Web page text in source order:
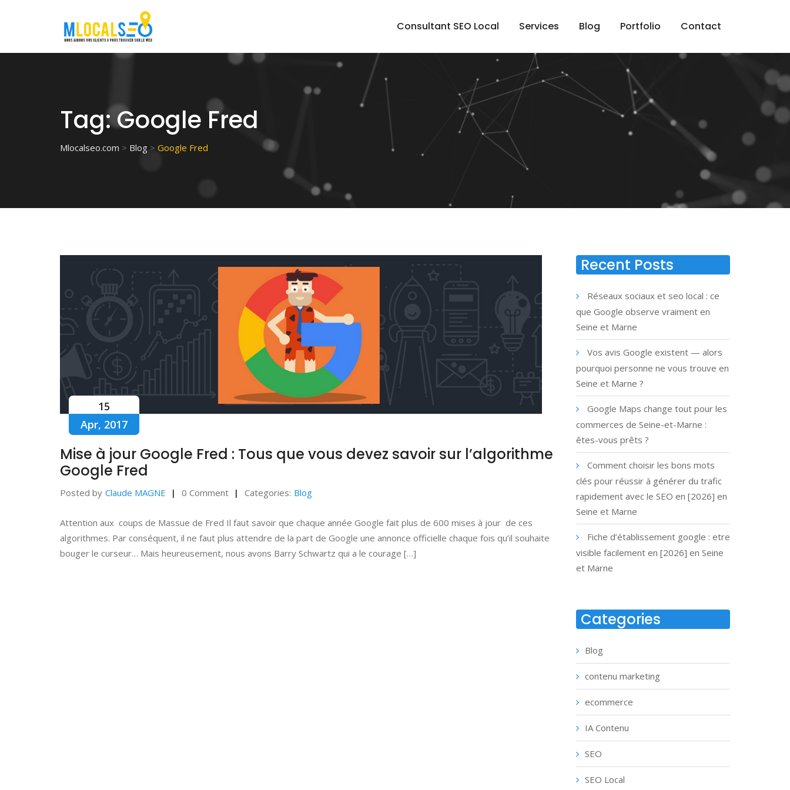
Consultant SEO Local Services Blog Portfolio Contact
Tag:Google Fred
Mlocalseo.com > Blog > Google Fred
15
Apr, 2017
Mise à jour Google Fred : Tous que vous devez savoir sur l’algorithme
Google Fred
Posted by Claude MAGNE 0 Comment Categories: Blog
Attention aux coups de Massue de Fred Il faut savoir que chaque année Google fait plus de 600 mises à jour de ces
algorithmes. Par conséquent, il ne faut plus attendre de la part de Google une annonce officielle chaque fois qu’il souhaite
bouger le curseur… Mais heureusement, nous avons Barry Schwartz qui a le courage […]
Recent Posts
Réseaux sociaux et seo local : ce
que Google observe vraiment en
Seine et Marne
Vos avis Google existent — alors
pourquoi personne ne vous trouve en
Seine et Marne ?
Google Maps change tout pour les
commerces de Seine-et-Marne :
êtes-vous prêts ?
Comment choisir les bons mots
clés pour réussir à générer du trafic
rapidement avec le SEO en [2026] en
Seine et Marne
Fiche d’établissement google : etre
visible facilement en [2026] en Seine
et Marne
Categories
Blog
contenu marketing
ecommerce
IA Contenu
SEO
SEO Local